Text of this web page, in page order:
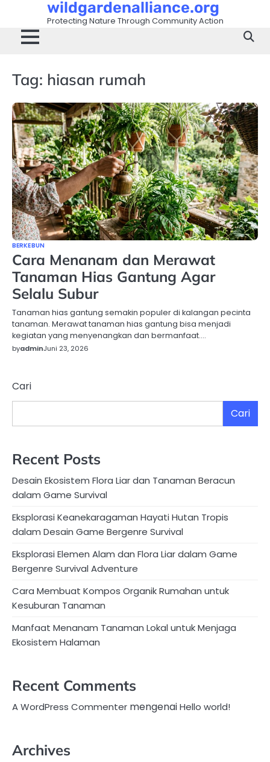
content
wildgardenalliance.org
Protecting Nature Through Community Action
Tag: hiasan rumah
BERKEBUN
Cara Menanam dan Merawat
Tanaman Hias Gantung Agar
Selalu Subur
Tanaman hias gantung semakin populer di kalangan pecinta
tanaman. Merawat tanaman hias gantung bisa menjadi
kegiatan yang menyenangkan dan bermanfaat.…
byadminJuni 23, 2026
Cari
Cari
Recent Posts
Desain Ekosistem Flora Liar dan Tanaman Beracun
dalam Game Survival
Eksplorasi Keanekaragaman Hayati Hutan Tropis
dalam Desain Game Bergenre Survival
Eksplorasi Elemen Alam dan Flora Liar dalam Game
Bergenre Survival Adventure
Cara Membuat Kompos Organik Rumahan untuk
Kesuburan Tanaman
Manfaat Menanam Tanaman Lokal untuk Menjaga
Ekosistem Halaman
Recent Comments
A WordPress Commenter mengenaiHello world!
Archives